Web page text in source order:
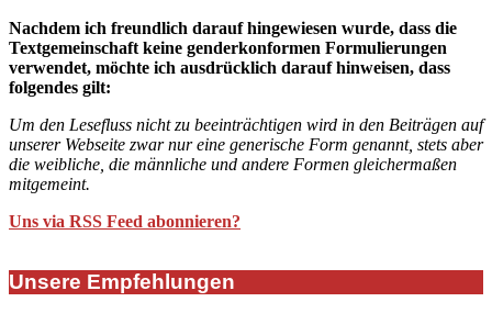
Nachdem ich freundlich darauf hingewiesen wurde, dass die
Textgemeinschaft keine genderkonformen Formulierungen
verwendet, möchte ich ausdrücklich darauf hinweisen, dass
folgendes gilt:
Um den Lesefluss nicht zu beeinträchtigen wird in den Beiträgen auf
unserer Webseite zwar nur eine generische Form genannt, stets aber
die weibliche, die männliche und andere Formen gleichermaßen
mitgemeint.
Uns via RSS Feed abonnieren?
Unsere Empfehlungen